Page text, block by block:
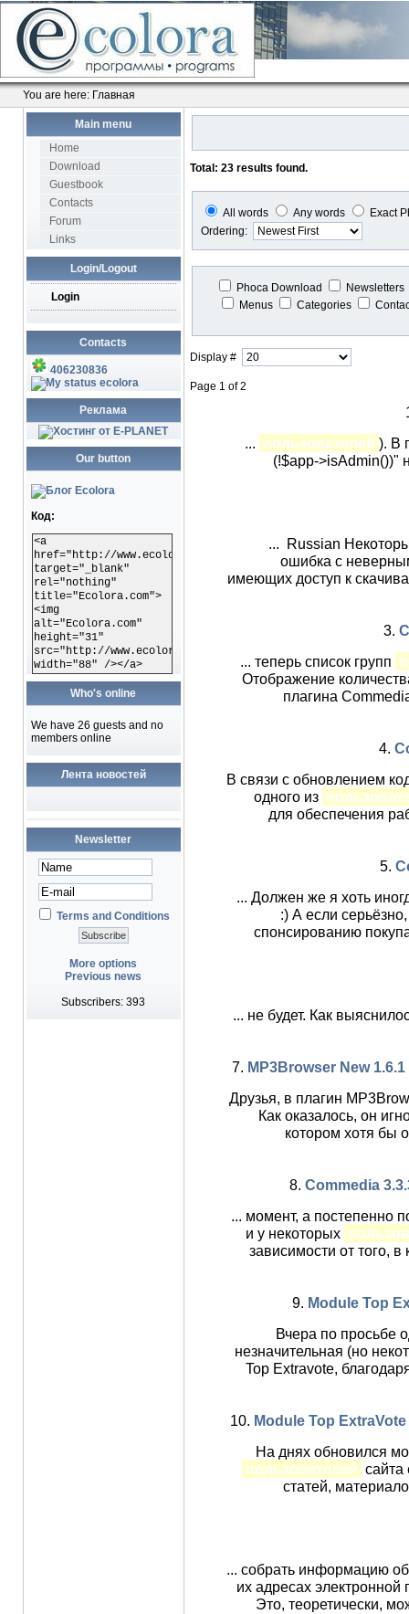
You are here: Главная
Main menu
Home
Download
Guestbook
Contacts
Forum
Links
Login/Logout
Login
Contacts
406230836
ecolora
Реклама
Our button
Код:
<a
href="http://www.ecolora.com"
target="_blank"
rel="nothing"
title="Ecolora.com">
<img
alt="Ecolora.com"
height="31"
src="http://www.ecolora.com/images/ecoloracom.gif"
width="88" /></a>
Who's online
We have 26 guests and no
members online
Лента новостей
Newsletter
Terms and Conditions
More options
Previous news
Subscribers: 393
Total: 23 results found.
All words Any words
Exact
Ordering:
Phoca Download
Newsletters
Menus
Categories
Display #
Page 1 of 2
... пользователей ). В
(!$app->isAdmin())"
... Russian
ошибка с
имеющих доступ к
3.
... теперь список групп
Отображение
плагина
4.
В связи с обновлением
одного из
для обеспечения
5.
... Должен же я хоть
:) А если
спонсированию
... не будет. Как
7. MP3Browser New
Друзья, в плагин
Как оказалось, он
котором хотя бы
8. Commedia
... момент, а постепенно
и у некоторых
зависимости от того,
9. Module Top
Вчера по просьбе
незначительная (но
Top Extravote,
10. Module Top
На днях обновился
пользователей сайта
статей,
... собрать информацию
их адресах
Это, теоретически,